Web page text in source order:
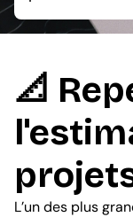
📐
L’un des plus